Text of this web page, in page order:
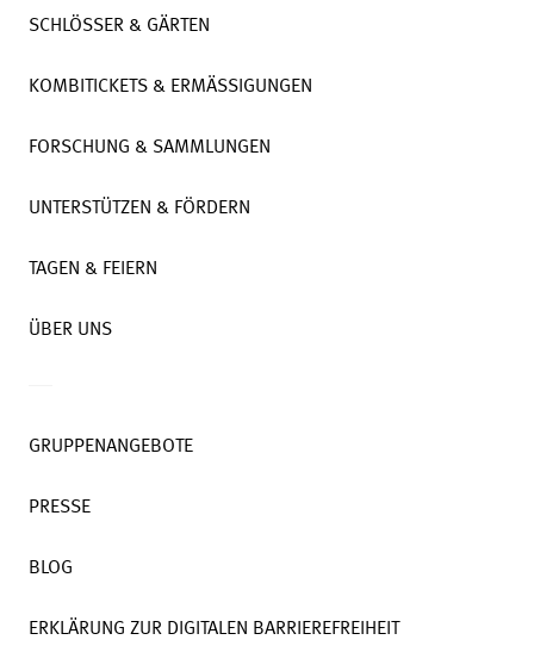
SCHLÖSSER & GÄRTEN
KOMBITICKETS & ERMÄSSIGUNGEN
FORSCHUNG & SAMMLUNGEN
UNTERSTÜTZEN & FÖRDERN
TAGEN & FEIERN
ÜBER UNS
GRUPPENANGEBOTE
PRESSE
BLOG
ERKLÄRUNG ZUR DIGITALEN BARRIEREFREIHEIT